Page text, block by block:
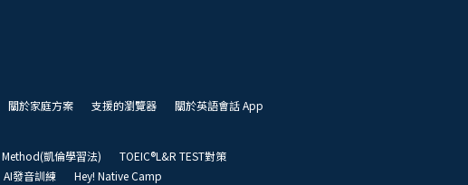
關於家庭方案 支援的瀏覽器 關於英語會話 App
凱倫學習法)
TOEIC®L&R TEST對策
AI發音訓練 Hey! Native Camp